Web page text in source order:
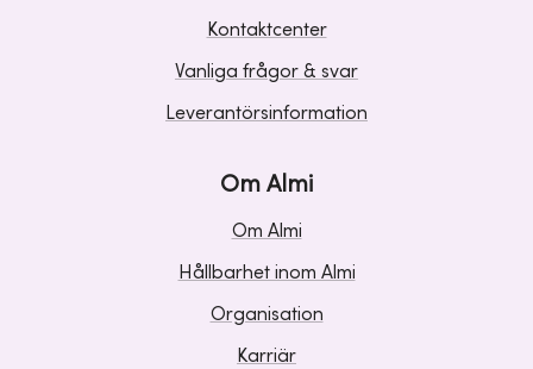
Kontaktcenter
Vanliga frågor & svar
Leverantörsinformation
Om Almi
Om Almi
Hållbarhet inom Almi
Organisation
Karriär